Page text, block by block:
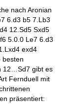
nach Aronian
6.d3 b5 7.Lb3
12.Sd5 Sxd5
5.0.0 Le7 6.d3
exd4
besten
12…Sd7 gibt es
Fernduell mit
präsentiert: